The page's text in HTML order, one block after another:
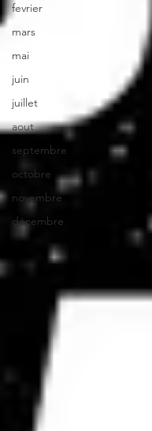
fevrier
mars
mai
juin
juillet
aout
septembre
octobre
novembre
décembre